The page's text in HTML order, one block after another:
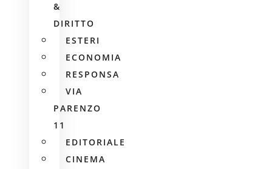
&
DIRITTO
ESTERI
ECONOMIA
RESPONSA
VIA
PARENZO
11
EDITORIALE
CINEMA